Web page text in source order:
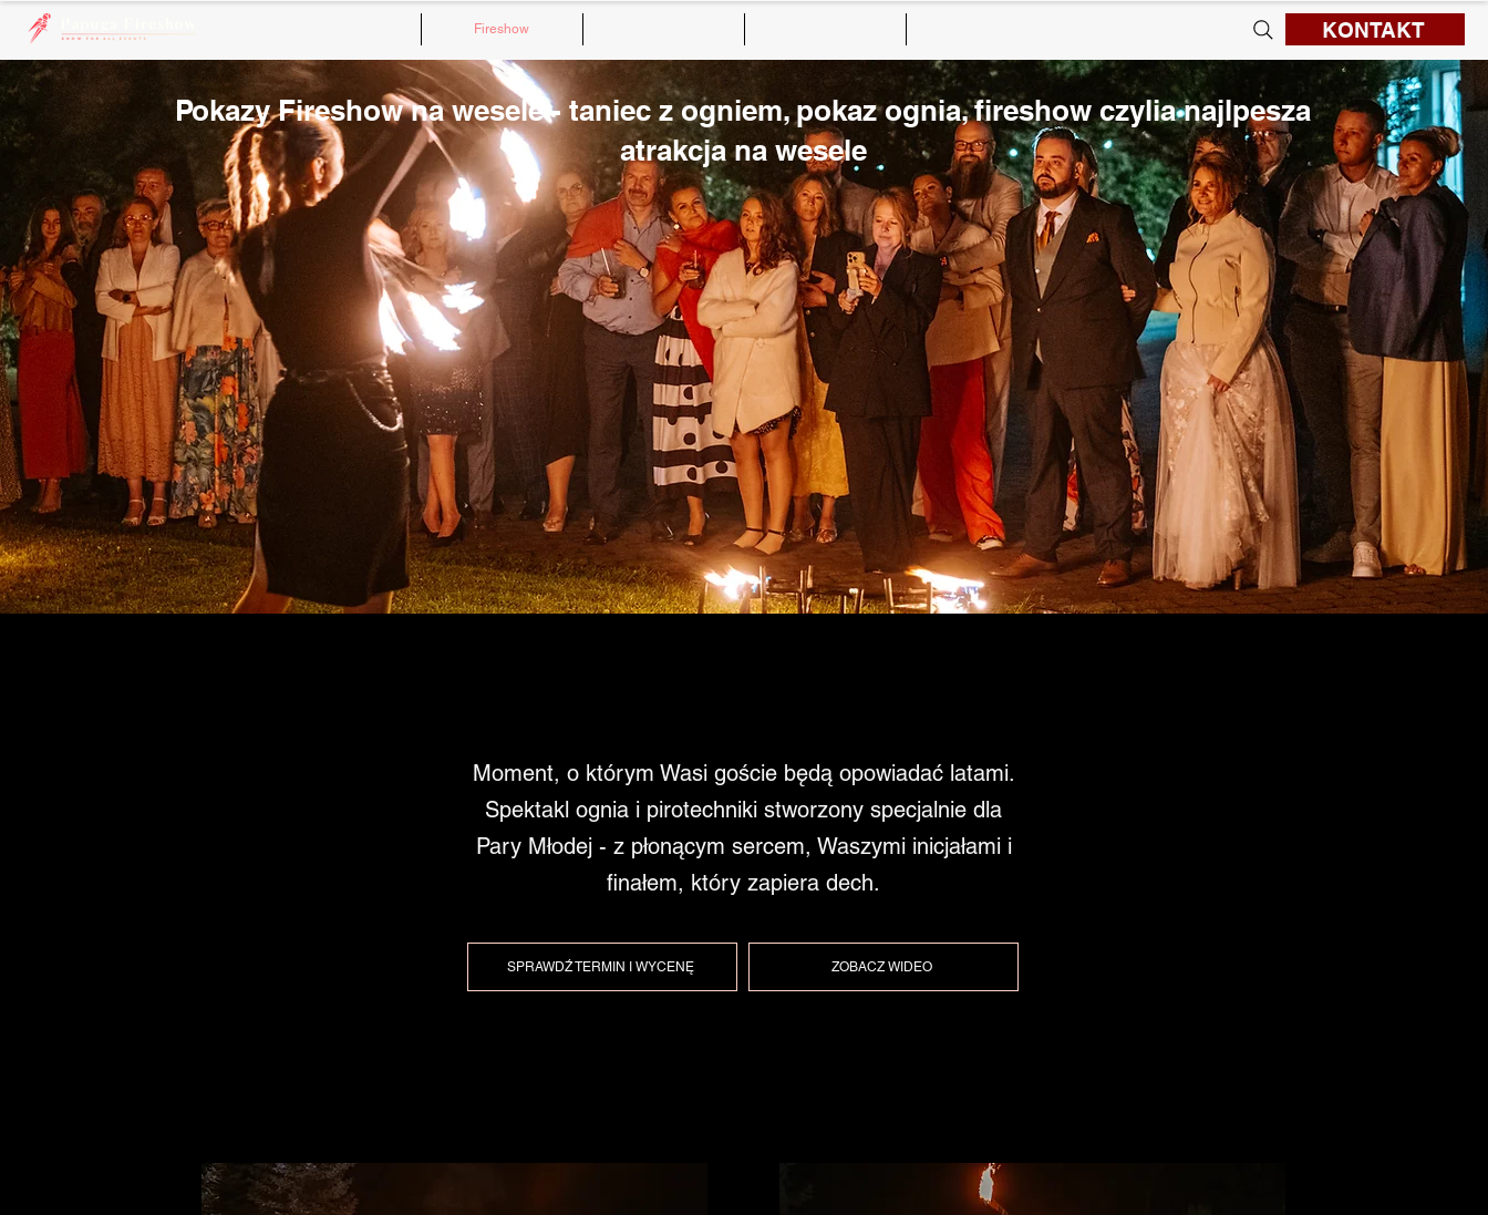
Fireshow KONTAKT
Pokazy Fireshow na wesele - taniec z ogniem, pokaz ognia, fireshow czylia najlpesza
atrakcja na wesele
Moment, o którym Wasi goście będą opowiadać latami.
Spektakl ognia i pirotechniki stworzony specjalnie dla
Pary Młodej - z płonącym sercem, Waszymi inicjałami i
finałem, który zapiera dech.
SPRAWDŹ TERMIN I WYCENĘ ZOBACZ WIDEO